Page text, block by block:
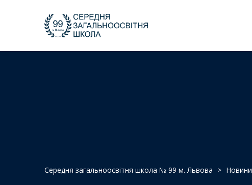
Середня загальноосвітня школа № 99 м. Львова > Новини